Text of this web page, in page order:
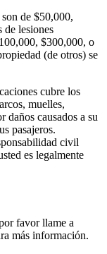
de $50,000,
de lesiones
$300,000, o
(de otros) se
cubre los
muelles,
daños causados a su
pasajeros.
civil
es legalmente
favor llame a
más información.